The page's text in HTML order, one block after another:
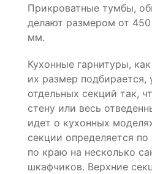
Прикроватные тумбы,
делают размером от
мм.
Кухонные гарнитуры,
их размер
отдельных секций так,
стену или весь
идет о кухонных
секции определяется
по краю на несколько
шкафчиков. Верхние